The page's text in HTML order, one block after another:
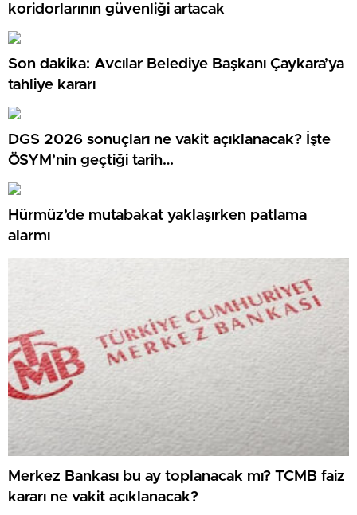
koridorlarının güvenliği artacak
Son dakika: Avcılar Belediye Başkanı Çaykara’ya
tahliye kararı
DGS 2026 sonuçları ne vakit açıklanacak? İşte
ÖSYM’nin geçtiği tarih…
Hürmüz’de mutabakat yaklaşırken patlama
alarmı
Merkez Bankası bu ay toplanacak mı? TCMB faiz
kararı ne vakit açıklanacak?